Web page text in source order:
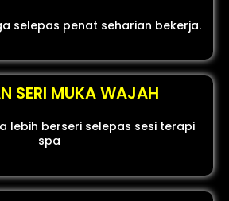
selepas penat seharian bekerja.
SERI MUKA WAJAH
lebih berseri selepas sesi terapi
spa